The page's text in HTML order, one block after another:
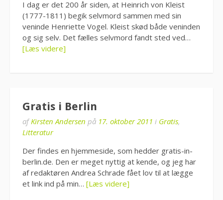
I dag er det 200 år siden, at Heinrich von Kleist
(1777-1811) begik selvmord sammen med sin
veninde Henriette Vogel. Kleist skød både veninden
og sig selv. Det fælles selvmord fandt sted ved…
[Læs videre]
Gratis i Berlin
afKirsten Andersen på 17. oktober 2011 i Gratis,
Litteratur
Der findes en hjemmeside, som hedder gratis-in-
berlin.de. Den er meget nyttig at kende, og jeg har
af redaktøren Andrea Schrade fået lov til at lægge
et link ind på min… [Læs videre]